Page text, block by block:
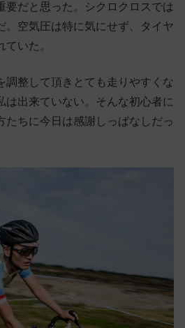
要だと思った。シクロクロスでは
。空気圧は特に気にせず、タイヤ
いた。
調整して頂きとても走りやすくな
は出来ていない。そんな初心者に
たちに今日は感謝しっぱなしだっ